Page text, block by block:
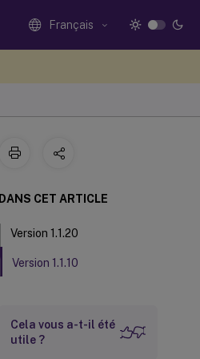
Français
DANS CET ARTICLE
Version 1.1.20
Version 1.1.10
Cela vous a-t-il été
utile ?